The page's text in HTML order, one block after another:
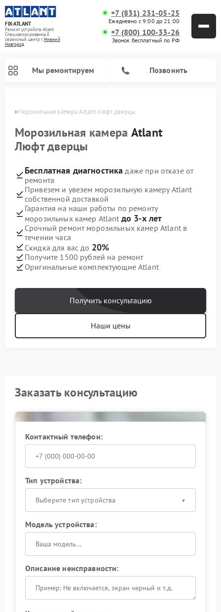
FIX-ATLANT
Ремонт устройств Atlant
Специализированный
cервисный центр г.Нижний
Новгород
+7 (831) 231-05-25
Ежедневно с 9:00 до 21:00
+7 (800) 100-33-26
Звонок бесплатный по РФ
Мы ремонтируем Позвонить
Морозильная камера Atlant люфт дверцы
Морозильная камера Atlant
Люфт дверцы
Бесплатная диагностика даже при отказе от
ремонта
Привезем и увезем морозильную камеру Atlant
собственной доставкой
Гарантия на наши работы по ремонту
морозильных камер Atlant до 3-х лет
Срочный ремонт морозильных камер Atlant в
течении часа
Скидка для вас до 20%
Получите 1500 рублей на ремонт
Оригинальные комплектующие Atlant
Получить консультацию
Наши цены
Заказать консультацию
Контактный телефон:
Тип устройства:
Выберите тип устройства
Модель устройства:
Описание неисправности: